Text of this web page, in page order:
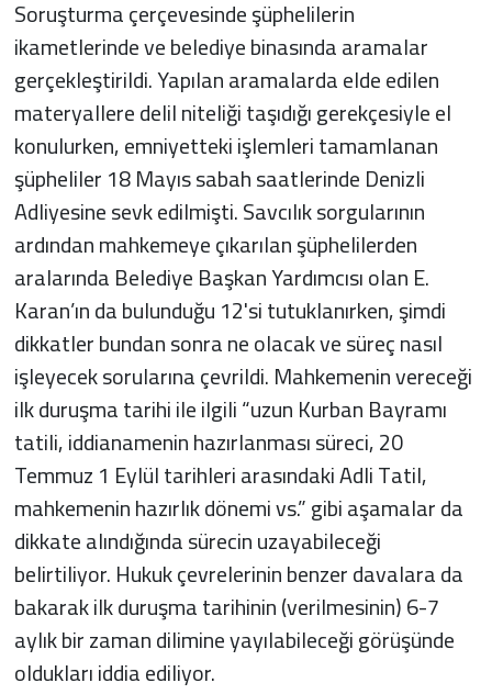
Soruşturma çerçevesinde şüphelilerin
ikametlerinde ve belediye binasında aramalar
gerçekleştirildi. Yapılan aramalarda elde edilen
materyallere delil niteliği taşıdığı gerekçesiyle el
konulurken, emniyetteki işlemleri tamamlanan
şüpheliler 18 Mayıs sabah saatlerinde Denizli
Adliyesine sevk edilmişti. Savcılık sorgularının
ardından mahkemeye çıkarılan şüphelilerden
aralarında Belediye Başkan Yardımcısı olan E.
Karan’ın da bulunduğu 12'si tutuklanırken, şimdi
dikkatler bundan sonra ne olacak ve süreç nasıl
işleyecek sorularına çevrildi. Mahkemenin vereceği
ilk duruşma tarihi ile ilgili “uzun Kurban Bayramı
tatili, iddianamenin hazırlanması süreci, 20
Temmuz 1 Eylül tarihleri arasındaki Adli Tatil,
mahkemenin hazırlık dönemi vs.” gibi aşamalar da
dikkate alındığında sürecin uzayabileceği
belirtiliyor. Hukuk çevrelerinin benzer davalara da
bakarak ilk duruşma tarihinin (verilmesinin) 6-7
aylık bir zaman dilimine yayılabileceği görüşünde
oldukları iddia ediliyor.